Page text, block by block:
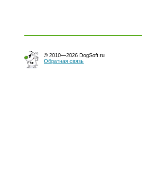
© 2010—2026 DogSoft.ru
Обратная связь